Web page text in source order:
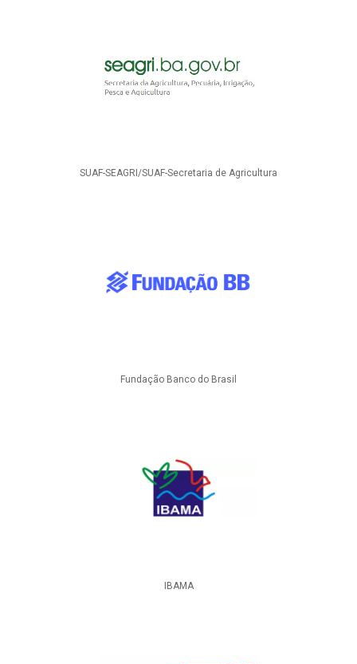
SUAF-SEAGRI/SUAF-Secretaria de Agricultura
Fundação Banco do Brasil
IBAMA